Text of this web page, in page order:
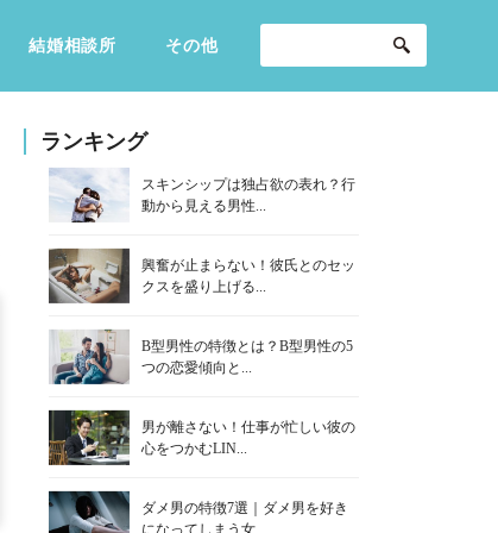
結婚相談所 その他
ランキング
スキンシップは独占欲の表れ？行
動から見える男性...
興奮が止まらない！彼氏とのセッ
クスを盛り上げる...
B型男性の特徴とは？B型男性の5
つの恋愛傾向と...
男が離さない！仕事が忙しい彼の
心をつかむLIN...
ダメ男の特徴7選｜ダメ男を好き
になってしまう女...